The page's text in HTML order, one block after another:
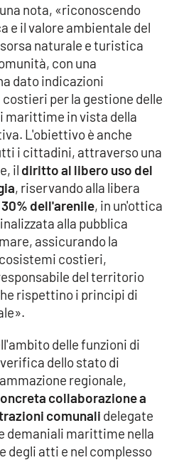
Grippo
nota, «riconoscendo
e il valore ambientale del
naturale e turistica
con una
dato indicazioni
per la gestione delle
marittime in vista della
L'obiettivo è anche
i cittadini, attraverso una
il diritto al libero uso del
, riservando alla libera
dell'arenile, in un'ottica
alla pubblica
assicurando la
costieri,
del territorio
rispettino i principi di
delle funzioni di
dello stato di
regionale,
collaborazione a
comunali delegate
demaniali marittime nella
degli atti e nel complesso